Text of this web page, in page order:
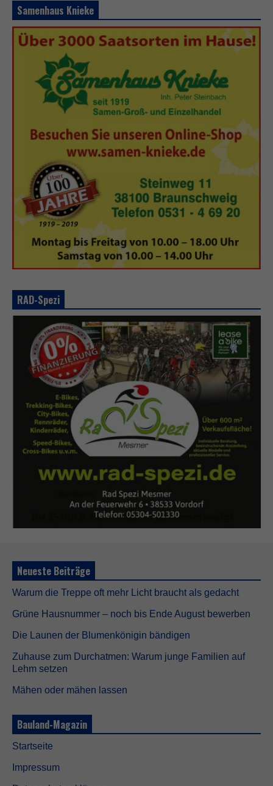
Samenhaus Knieke
RAD-Spezi
Neueste Beiträge
Warum die Treppe oft mehr Licht braucht als gedacht
Grüne Hausnummer – noch bis Ende August bewerben
Die Launen der Blumenkönigin bändigen
Zuhause zum Durchatmen: Warum junge Familien auf
Lehm setzen
Mähen oder mähen lassen
Bauland-Magazin
Startseite
Impressum